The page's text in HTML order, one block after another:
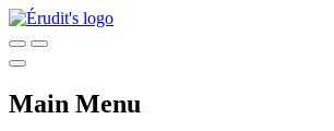
Main Menu